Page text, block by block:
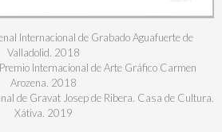
Internacional de Grabado Aguafuerte de
Valladolid. 2018
Internacional de Arte Gráfico Carmen
Arozena. 2018
de Gravat Josep de Ribera. Casa de Cultura.
Xátiva. 2019